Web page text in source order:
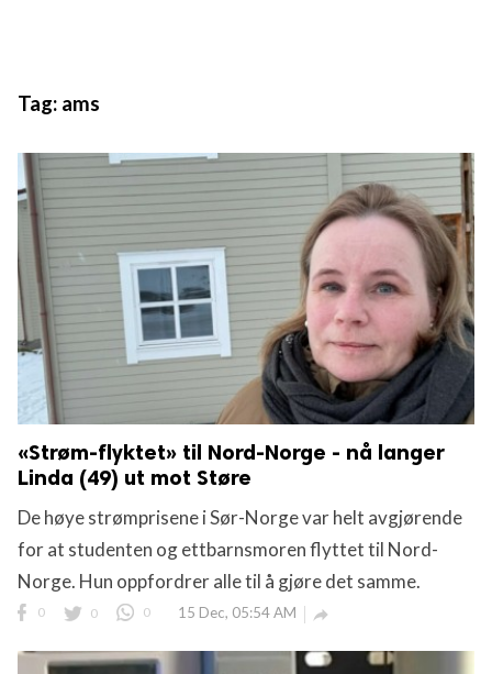
reserved.
Tag: ams
«Strøm-flyktet» til Nord-Norge - nå langer
Linda (49) ut mot Støre
De høye strømprisene i Sør-Norge var helt avgjørende
for at studenten og ettbarnsmoren flyttet til Nord-
Norge. Hun oppfordrer alle til å gjøre det samme.
0 0 0 15 Dec, 05:54 AM 